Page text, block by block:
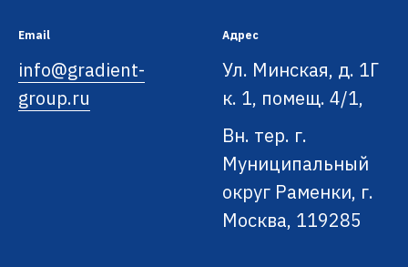
Email
info@gradient-
group.ru
Адрес
Ул. Минская, д. 1Г
к. 1, помещ. 4/1,
Вн. тер. г.
Муниципальный
округ Раменки, г.
Москва, 119285